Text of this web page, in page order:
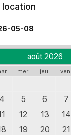
location
05-08
août 2026
mer. jeu. ven.
4 5 6 7
12 13 14
19 20 21